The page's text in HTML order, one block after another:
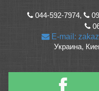
044-592-7974,
E-mail:
Украина,